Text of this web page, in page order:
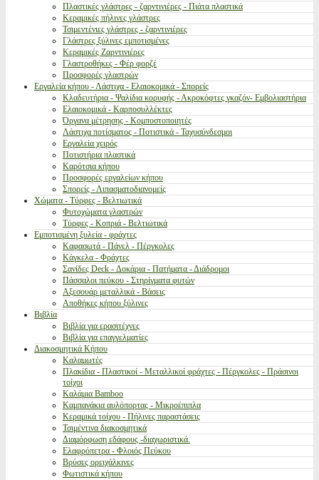
Πλαστικές γλάστρες - ζαρντινιέρες - Πιάτα πλαστικά
Κεραμικές πήλινες γλάστρες
Τσιμεντένιες γλάστρες - ζαρντινιέρες
Γλάστρες ξύλινες εμποτισμένες
Κεραμικές Ζαρντινιέρες
Γλαστροθήκες - Φέρ φορζέ
Προσφορές γλαστρών
Εργαλεία κήπου - Λάστιχα - Ελαιοκομικά - Σπορείς
Κλαδευτήρια - Ψαλίδια κορυφής - Ακροκόφτες γκαζόν- Εμβολιαστήρια
Ελαιοκομικά - Καρποσυλλέκτες
Όργανα μέτρησης - Κομποστοποιητές
Λάστιχα ποτίσματος - Ποτιστικά - Ταχυσύνδεσμοι
Εργαλεία χειρός
Ποτιστήρια πλαστικά
Καρότσια κήπου
Προσφορές εργαλείων κήπου
Σπορείς - Λιπασματοδιανομείς
Χώματα - Τύρφες - Βελτιωτικά
Φυτοχώματα γλαστρών
Τύρφες - Κοπριά - Βελτιωτικά
Εμποτισμένη ξυλεία - φράχτες
Καφασωτά - Πάνελ - Πέργκολες
Κάγκελα - Φράχτες
Σανίδες Deck - Δοκάρια - Πατήματα - Διάδρομοι
Πάσσαλοι πεύκου - Στηρίγματα φυτών
Αξεσουάρ μεταλλικά - Βάσεις
Αποθήκες κήπου ξύλινες
Βιβλία
Βιβλία για ερασιτέχνες
Βιβλία για επαγγελματίες
Διακοσμητικά Κήπου
Καλαμωτές
Πλακίδια - Πλαστικοί - Μεταλλικοί φράχτες - Πέργκολες - Πράσινοι
τοίχοι
Καλάμια Bamboo
Καμπανάκια αυλόπορτας - Μικροέπιπλα
Κεραμικά τοίχου - Πήλινες παραστάσεις
Τσιμέντινα διακοσμητικά
Διαμόρφωση εδάφους -διαχωριστικά.
Ελαφρόπετρα - Φλοιός Πεύκου
Βρύσες ορειχάλκινες
Φωτιστικά κήπου